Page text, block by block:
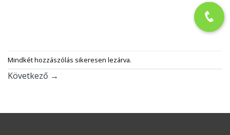
Mindkét hozzászólás sikeresen lezárva.
Következő →